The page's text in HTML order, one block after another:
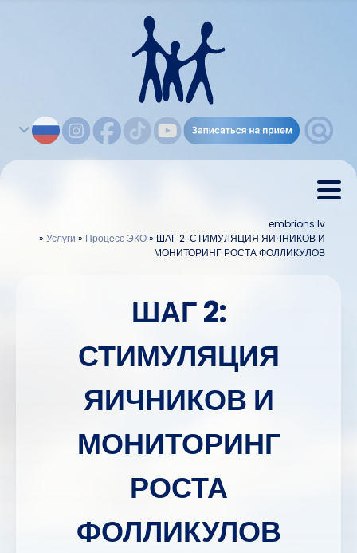
embrions.lv
» Услуги » Процесс ЭКО» ШАГ 2: СТИМУЛЯЦИЯ ЯИЧНИКОВ И
МОНИТОРИНГ РОСТА ФОЛЛИКУЛОВ
ШАГ 2:
СТИМУЛЯЦИЯ
ЯИЧНИКОВ И
МОНИТОРИНГ
РОСТА
ФОЛЛИКУЛОВ